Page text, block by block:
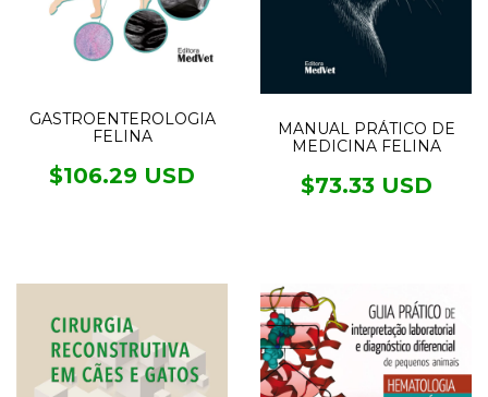
GASTROENTEROLOGIA
FELINA
$106.29 USD
MANUAL PRÁTICO DE
MEDICINA FELINA
$73.33 USD